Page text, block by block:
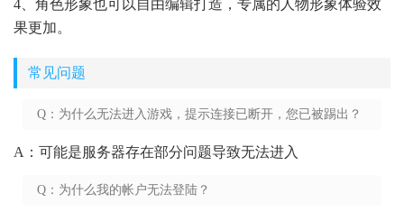
4、角色形象也可以自由编辑打造，专属的人物形象体验效
果更加。
常见问题
Q：为什么无法进入游戏，提示连接已断开，您已被踢出？
A：可能是服务器存在部分问题导致无法进入
Q：为什么我的帐户无法登陆？